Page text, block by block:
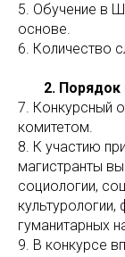
5. Обучение в
основе.
6. Количество
2. Порядок
7. Конкурсный
комитетом.
8. К участию
магистранты
социологии,
гуманитарных
9. В конкурсе